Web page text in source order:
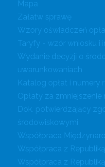
Mapa
Załatw sprawę
Wzory oświadczeń
Taryfy - wzór wniosku i
Wydanie decyzji o
uwarunkowaniach
Katalog opłat i numery
Opłaty za zmniejszenie
Dok. potwierdzający
środowiskowymi
Współpraca
Współpraca z
Współpraca z